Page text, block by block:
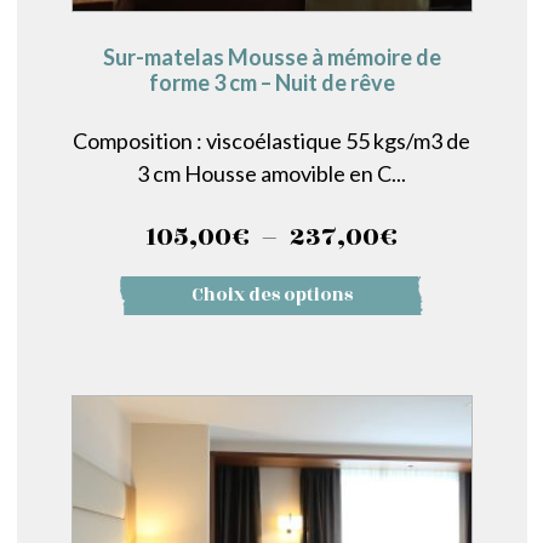
Sur-matelas Mousse à mémoire de
forme 3 cm – Nuit de rêve
Composition : viscoélastique 55 kgs/m3 de
3 cm Housse amovible en C...
105,00€ – 237,00€
de
prix :
à
237,00€
Choix des options
plusieurs
Les
options